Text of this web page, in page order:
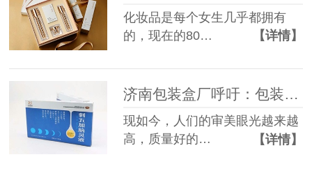
化妆品是每个女生几乎都拥有
的，现在的80…
【详情】
现如今，人们的审美眼光越来越
高，质量好的…
【详情】